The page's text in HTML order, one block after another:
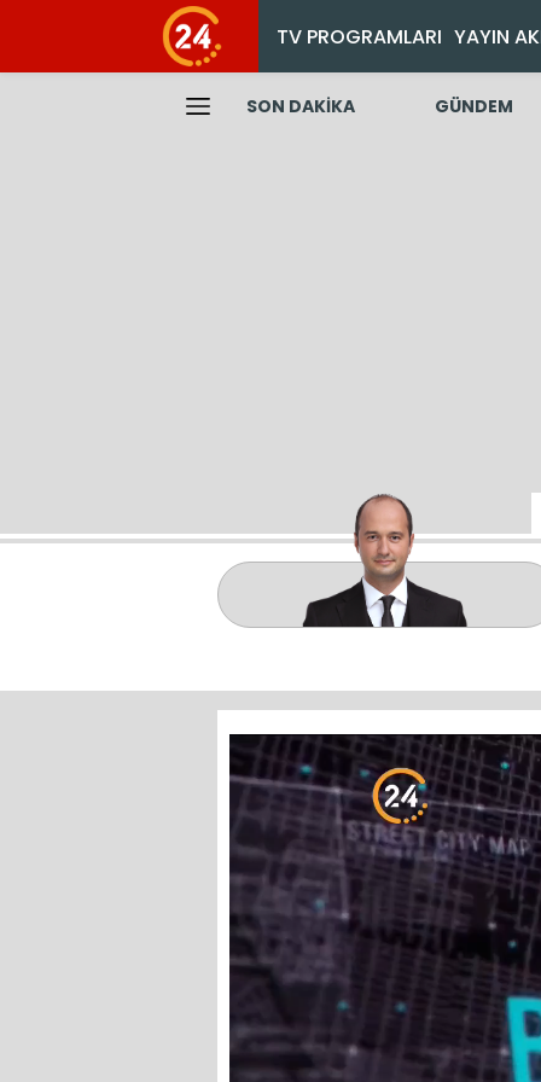
TV PROGRAMLARI YAYIN
SON DAKİKA GÜNDEM